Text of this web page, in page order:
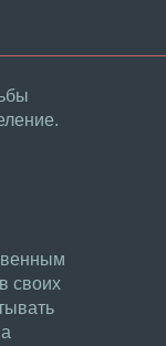
своих